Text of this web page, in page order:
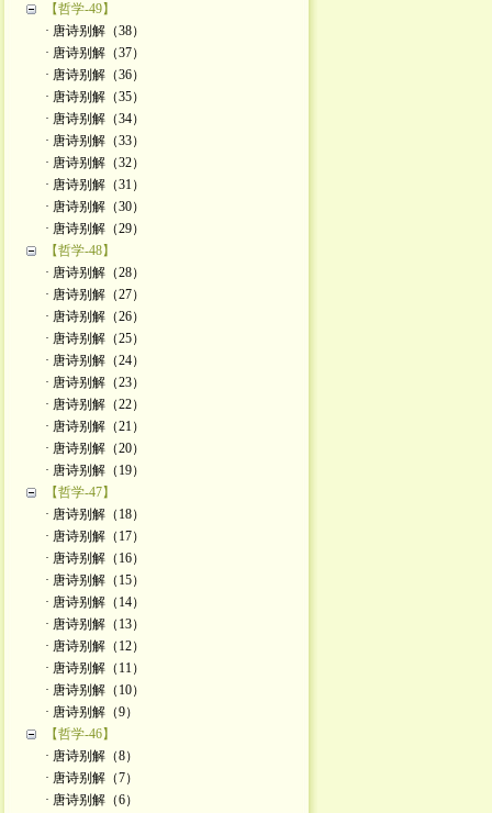
【哲学-49】
· 唐诗别解（38）
· 唐诗别解（37）
· 唐诗别解（36）
· 唐诗别解（35）
· 唐诗别解（34）
· 唐诗别解（33）
· 唐诗别解（32）
· 唐诗别解（31）
· 唐诗别解（30）
· 唐诗别解（29）
【哲学-48】
· 唐诗别解（28）
· 唐诗别解（27）
· 唐诗别解（26）
· 唐诗别解（25）
· 唐诗别解（24）
· 唐诗别解（23）
· 唐诗别解（22）
· 唐诗别解（21）
· 唐诗别解（20）
· 唐诗别解（19）
【哲学-47】
· 唐诗别解（18）
· 唐诗别解（17）
· 唐诗别解（16）
· 唐诗别解（15）
· 唐诗别解（14）
· 唐诗别解（13）
· 唐诗别解（12）
· 唐诗别解（11）
· 唐诗别解（10）
· 唐诗别解（9）
【哲学-46】
· 唐诗别解（8）
· 唐诗别解（7）
· 唐诗别解（6）